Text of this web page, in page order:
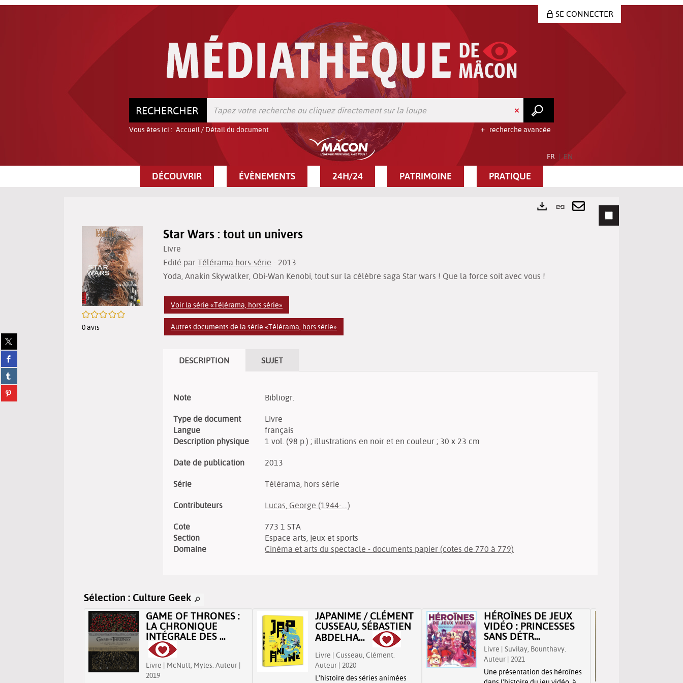
SE CONNECTER
RECHERCHER
recherche avancée
Vous êtes ici : Accueil/ Détail du document
FR EN
DÉCOUVRIR ÉVÈNEMENTS 24H/24 PATRIMOINE PRATIQUE
Partager
sur
twitter
(Nouvelle
fenêtre)
Partager
sur
facebook
(Nouvelle
fenêtre)
Partager
sur
tumblr
(Nouvelle
Partager
sur
Lien
permanent
Envoyer
/5
0avis
Star Wars : tout un univers
Livre
Edité par Télérama hors-série - 2013
Yoda, Anakin Skywalker, Obi-Wan Kenobi, tout sur la célèbre saga Star wars ! Que la force soit avec vous !
Voir la série «Télérama, hors série»
Autres documents de la série «Télérama, hors série»
DESCRIPTION SUJET
Note Bibliogr.
Type de document
Livre
Langue
français
Description physique
1 vol. (98 p.) ; illustrations en noir et en couleur ; 30 x 23 cm
Date de publication 2013
Série Télérama, hors série
Contributeurs Lucas, George (1944-....)
Cote
773 1 STA
Section
Espace arts, jeux et sports
Domaine
Cinéma et arts du spectacle - documents papier (cotes de 770 à 779)
Sélection : Culture Geek
GAME OF THRONES :
LA CHRONIQUE
INTÉGRALE DES ...
Livre | McNutt, Myles. Auteur |
2019
JAPANIME / CLÉMENT
CUSSEAU, SÉBASTIEN
ABDELHA...
Livre | Cusseau, Clément.
Auteur | 2020
L'histoire des séries animées
HÉROÏNES DE JEUX
VIDÉO : PRINCESSES
SANS DÉTR...
Livre | Suvilay, Bounthavy.
Auteur | 2021
Une présentation des héroïnes